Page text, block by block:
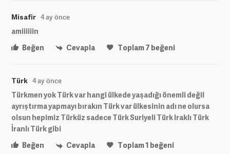
Misafir 4 ay önce
amiiiiiin
Beğen
Cevapla Toplam7 beğeni
Türk 4 ay önce
Türkmen yok Türk var hangi ülkede yaşadığı önemli değil
ayrıştırma yapmayı bırakın Türk var ülkesinin adı ne olursa
olsun hepimiz Türküz sadece Türk Suriyeli Türk Iraklı Türk
İranlı Türk gibi
Beğen
Cevapla Toplam1 beğeni